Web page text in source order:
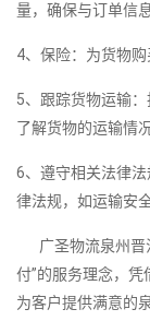
量，确保与订单信
4、保险：为货物
5、跟踪货物运输
了解货物的运输情
6、遵守相关法律
律法规，如运输安
广圣物流泉州晋
付”的服务理念，
为客户提供满意的